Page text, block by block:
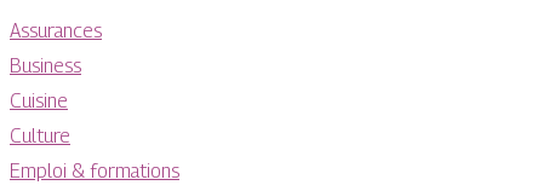
Assurances
Business
Cuisine
Culture
Emploi & formations